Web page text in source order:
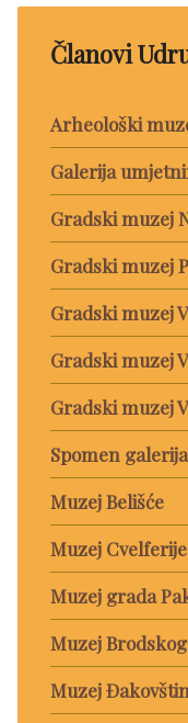
Članovi
Arheološki
Galerija
Gradski muzej
Gradski muzej
Gradski muzej
Gradski muzej
Gradski muzej
Spomen
Muzej Belišće
Muzej Cvelferije
Muzej grada
Muzej
Muzej